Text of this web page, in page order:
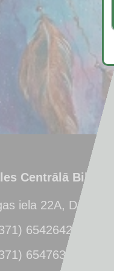
Centrālā
iela 22A,
65426422
65476341